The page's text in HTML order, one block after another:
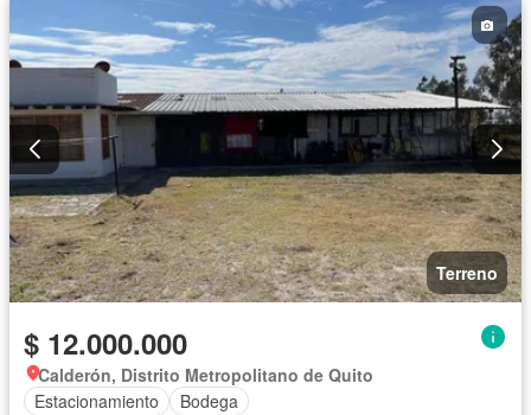
Terreno
$ 12.000.000
Calderón, Distrito Metropolitano de Quito
Estacionamiento
Bodega